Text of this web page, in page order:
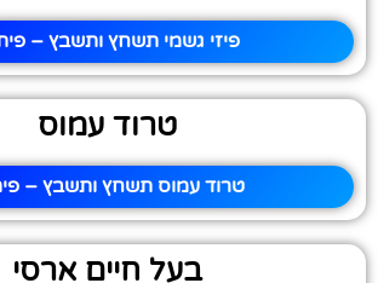
פיזי גשמי תשחץ ותשבץ –
טרוד עמוס
טרוד עמוס תשחץ ותשבץ –
בעל חיים ארסי